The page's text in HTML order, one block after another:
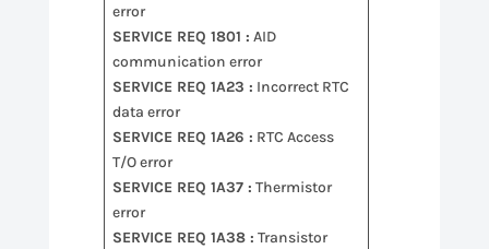
error
SERVICE REQ 1801 : AID
communication error
SERVICE REQ 1A23 : Incorrect RTC
data error
SERVICE REQ 1A26 : RTC Access
T/O error
SERVICE REQ 1A37 : Thermistor
error
SERVICE REQ 1A38 : Transistor